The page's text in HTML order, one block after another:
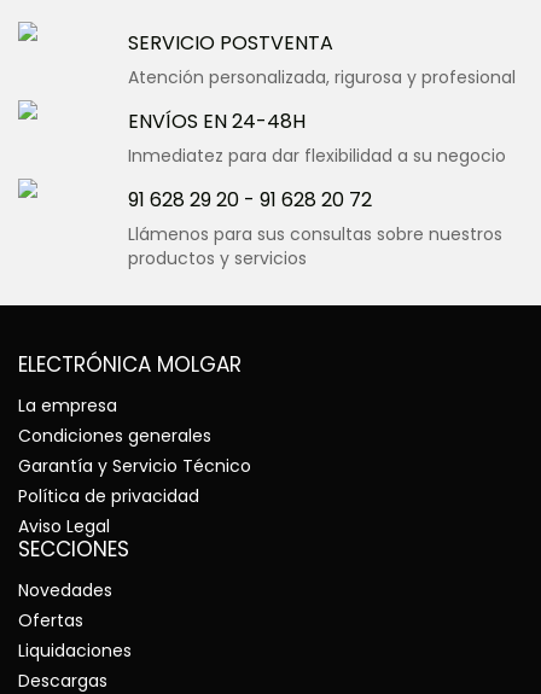
SERVICIO POSTVENTA
Atención personalizada, rigurosa y profesional
ENVÍOS EN 24-48H
Inmediatez para dar flexibilidad a su negocio
91 628 29 20- 91 628 20 72
Llámenos para sus consultas sobre nuestros
productos y servicios
ELECTRÓNICA MOLGAR
La empresa
Condiciones generales
Garantía y Servicio Técnico
Política de privacidad
Aviso Legal
SECCIONES
Novedades
Ofertas
Liquidaciones
Descargas